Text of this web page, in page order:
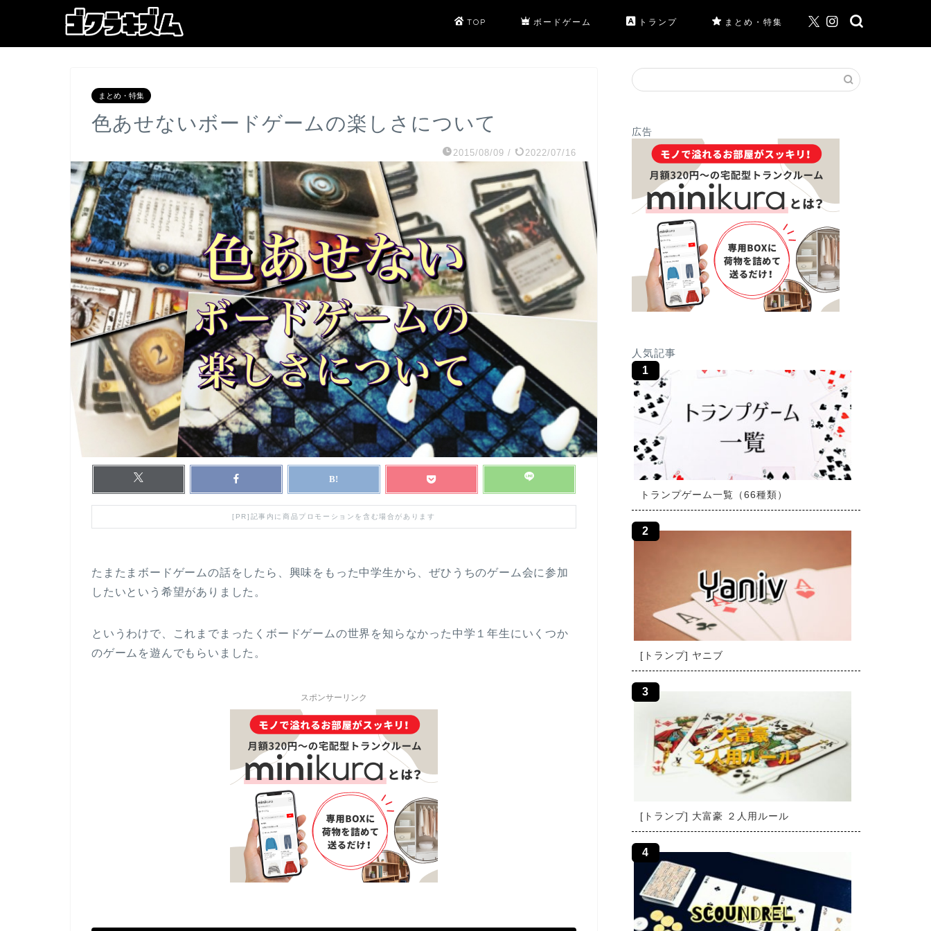
TOP ボードゲーム トランプ まとめ・特集
まとめ・特集
色あせないボードゲームの楽しさについて
2015/08/09 / 2022/07/16
[PR]記事内に商品プロモーションを含む場合があります
たまたまボードゲームの話をしたら、興味をもった中学生から、ぜひうちのゲーム会に参加
したいという希望がありました。
というわけで、これまでまったくボードゲームの世界を知らなかった中学１年生にいくつか
のゲームを遊んでもらいました。
スポンサーリンク
広告
人気記事
トランプゲーム一覧（66種類）
[トランプ] ヤニブ
[トランプ] 大富豪 ２人用ルール